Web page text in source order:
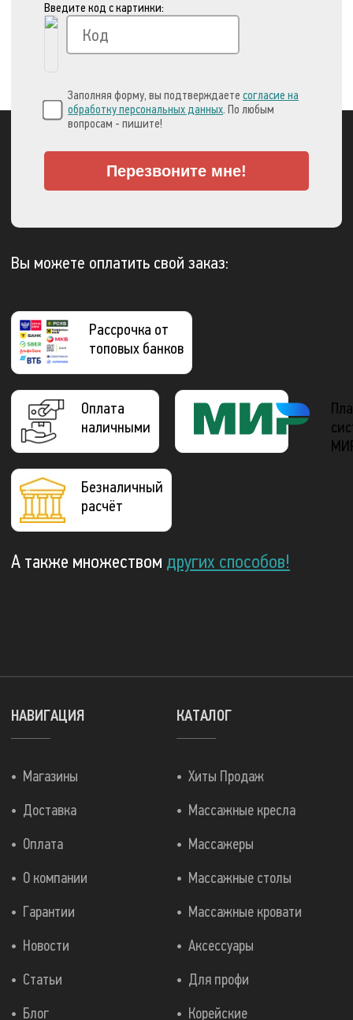
Введите код с картинки:
Заполняя форму, вы подтверждаете согласие на
обработку персональных данных. По любым
вопросам - пишите!
Перезвоните мне!
Вы можете оплатить свой заказ:
Рассрочка от
топовых банков
Оплата
наличными
Безналичный
расчёт
А также множеством других способов!
КАТАЛОГ
Хиты Продаж
Массажные кресла
Массажеры
Массажные столы
Массажные кровати
Аксессуары
Для профи
Корейские
НАВИГАЦИЯ
Магазины
Доставка
Оплата
О компании
Гарантии
Новости
Статьи
Блог